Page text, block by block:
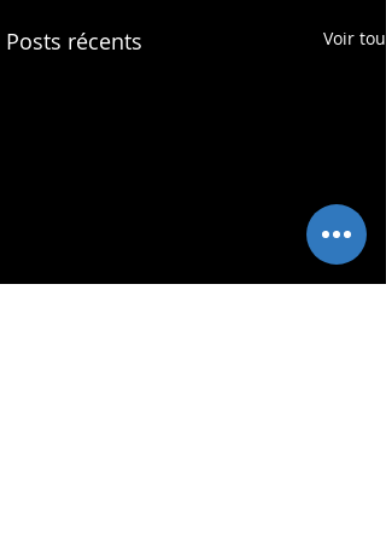
Posts récents Voir tout